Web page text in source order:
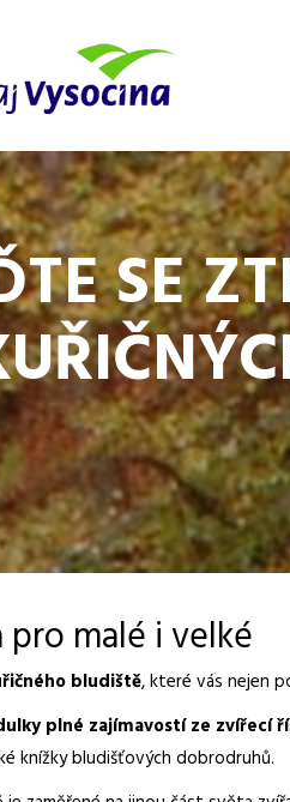
SE
pro malé i velké
bludiště, které vás nejen
plné zajímavostí ze zvířecí
knížky bludišťových dobrodruhů.